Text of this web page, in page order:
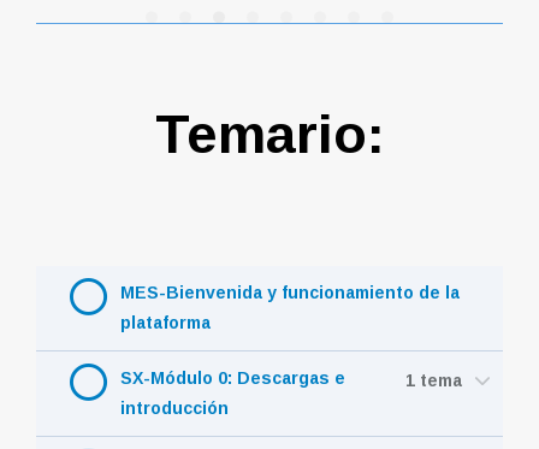
Temario:
MES-Bienvenida y funcionamiento de la
plataforma
SX-Módulo 0: Descargas e
introducción
1 tema